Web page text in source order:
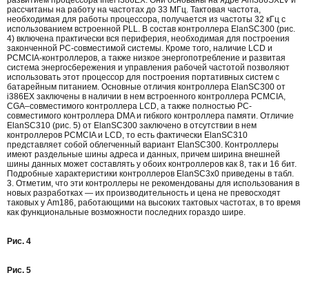
рассчитаны на работу на частотах до 33 МГц. Тактовая частота,
необходимая для работы процессора, получается из частоты 32 кГц с
использованием встроенной PLL. В состав контроллера ElanSC300 (рис.
4) включена практически вся периферия, необходимая для построения
законченной PC-совместимой системы. Кроме того, наличие LCD и
PCMCIA-контроллеров, а также низкое энергопотребление и развитая
система энергосбережения и управления рабочей частотой позволяют
использовать этот процессор для построения портативных систем с
батарейным питанием. Основные отличия контроллера ElanSC300 от
i386EX заключены в наличии в нем встроенного контроллера PCMCIA,
CGA–совместимого контроллера LCD, а также полностью PC-
совместимого контроллера DMA и гибкого контроллера памяти. Отличие
ElanSC310 (рис. 5) от ElanSC300 заключено в отсутствии в нем
контроллеров PCMCIA и LCD, то есть фактически ElanSC310
представляет собой облегченный вариант ElanSC300. Контроллеры
имеют раздельные шины адреса и данных, причем ширина внешней
шины данных может составлять у обоих контроллеров как 8, так и 16 бит.
Подробные характеристики контроллеров ElanSC3x0 приведены в табл.
3. Отметим, что эти контроллеры не рекомендованы для использования в
новых разработках — их производительность и цена не превосходят
таковых у Am186, работающими на высоких тактовых частотах, в то время
как функциональные возможности последних гораздо шире.
Рис. 4
Рис. 5